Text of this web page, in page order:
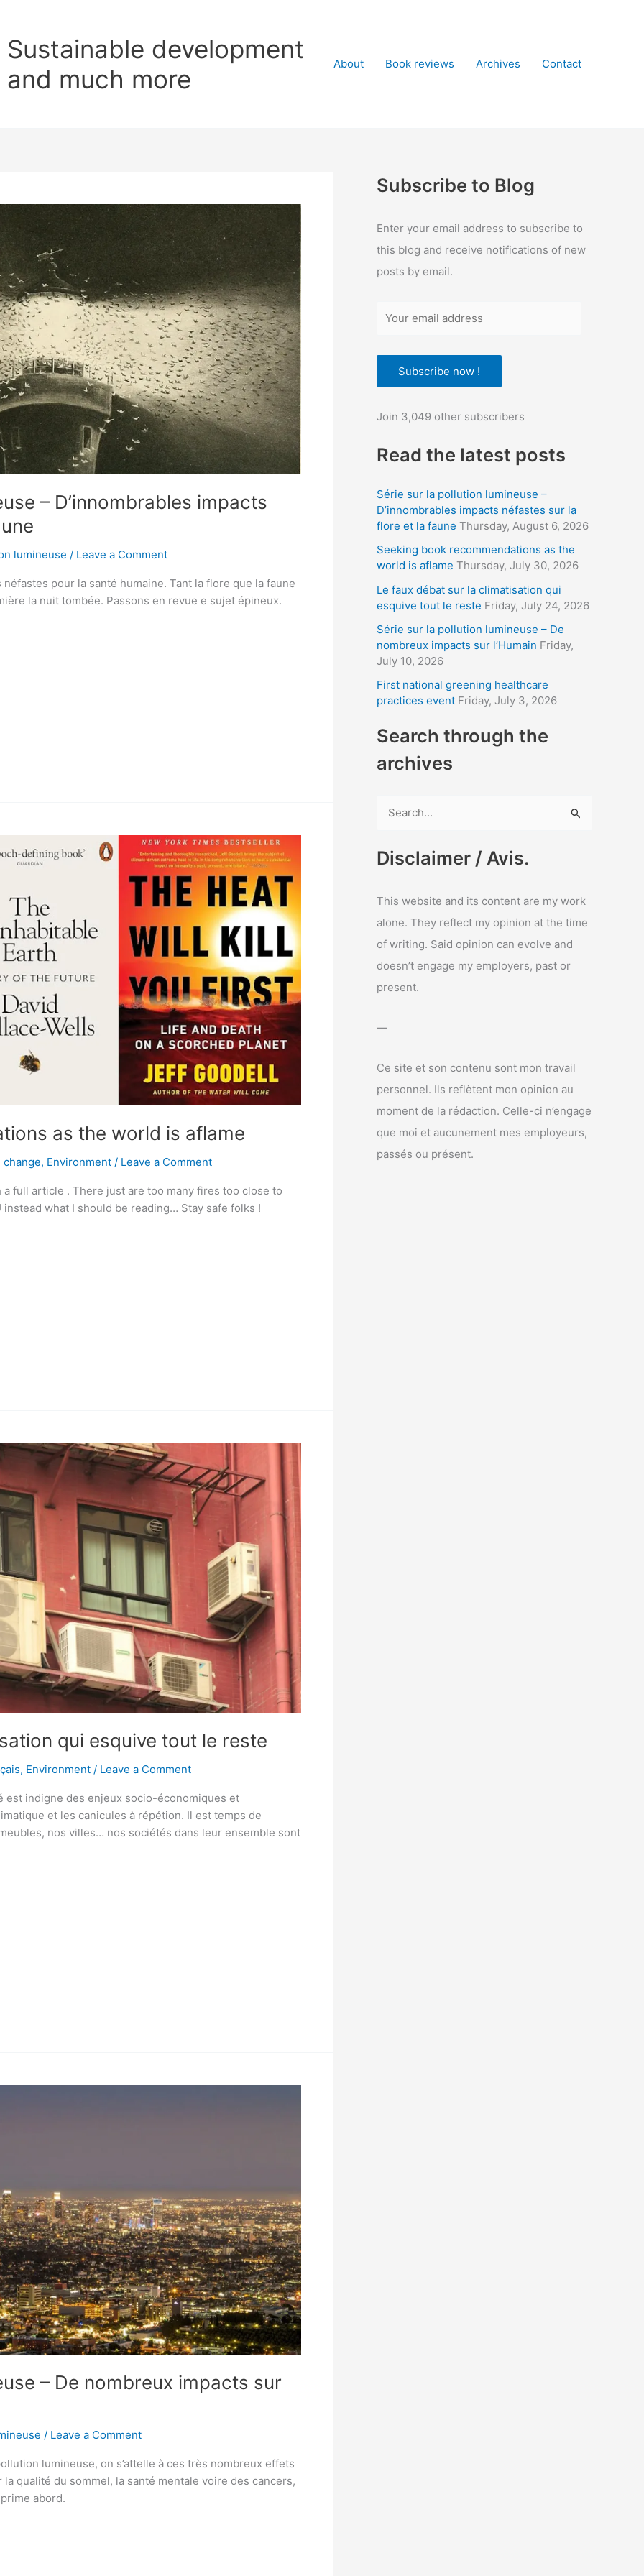
Sustainable development
and much more
About Book reviews Archives Contact
– D’innombrables impacts
lumineuse / Leave a Comment
pour la santé humaine. Tant la flore que la faune
la nuit tombée. Passons en revue e sujet épineux.
as the world is aflame
change, Environment / Leave a Comment
full article . There just are too many fires too close to
what I should be reading… Stay safe folks !
qui esquive tout le reste
, Environment / Leave a Comment
est indigne des enjeux socio-économiques et
et les canicules à répétion. Il est temps de
nos villes… nos sociétés dans leur ensemble sont
– De nombreux impacts sur
/ Leave a Comment
lumineuse, on s’attelle à ces très nombreux effets
qualité du sommel, la santé mentale voire des cancers,
abord.
Subscribe to Blog
Enter your email address to subscribe to
this blog and receive notifications of new
posts by email.
u
m
i
a
d
d
r
e
s
s
Subscribe now !
Join 3,049 other subscribers
Read the latest posts
Série sur la pollution lumineuse –
D’innombrables impacts néfastes sur la
flore et la faune Thursday, August 6, 2026
Seeking book recommendations as the
world is aflame Thursday, July 30, 2026
Le faux débat sur la climatisation qui
esquive tout le reste Friday, July 24, 2026
Série sur la pollution lumineuse – De
nombreux impacts sur l’Humain Friday,
July 10, 2026
First national greening healthcare
practices event Friday, July 3, 2026
Search through the
archives
a
Disclaimer / Avis.
This website and its content are my work
alone. They reflect my opinion at the time
of writing. Said opinion can evolve and
doesn’t engage my employers, past or
present.
—
Ce site et son contenu sont mon travail
personnel. Ils reflètent mon opinion au
moment de la rédaction. Celle-ci n’engage
que moi et aucunement mes employeurs,
passés ou présent.